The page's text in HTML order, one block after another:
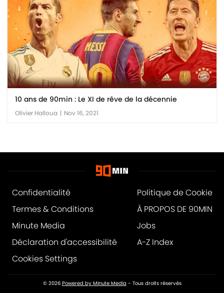
10 ans de 90min : Le XI de rêve de la décennie
Olivier Halloua | Nov 16, 2021
Confidentialité
Politique de Cookie
Termes & Conditions
À PROPOS DE 90MIN
Minute Media
Jobs
Déclaration d'accessibilité
A-Z Index
Cookies Settings
© 2026 Powered by Minute Media - Tous droits réservés